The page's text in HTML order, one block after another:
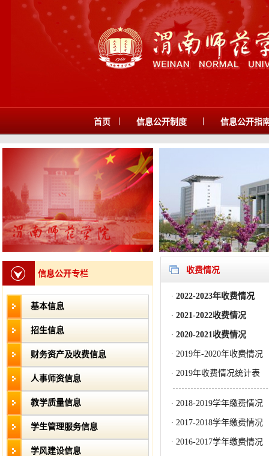
首页 信息公开制度 信息公开指
信息公开专栏
基本信息
招生信息
财务资产及收费信息
人事师资信息
教学质量信息
学生管理服务信息
学风建设信息
收费情况
· 2022-2023年收费情况
· 2021-2022收费情况
· 2020-2021收费情况
· 2019年-2020年收费情况
· 2019年收费情况统计表
· 2018-2019学年缴费情况
· 2017-2018学年缴费情况
· 2016-2017学年缴费情况